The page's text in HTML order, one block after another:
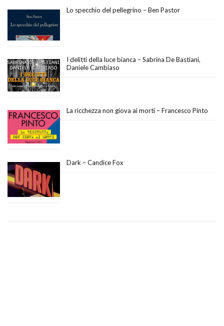
Lo specchio del pellegrino – Ben Pastor
I delitti della luce bianca – Sabrina De Bastiani,
Daniele Cambiaso
La ricchezza non giova ai morti – Francesco Pinto
Dark – Candice Fox